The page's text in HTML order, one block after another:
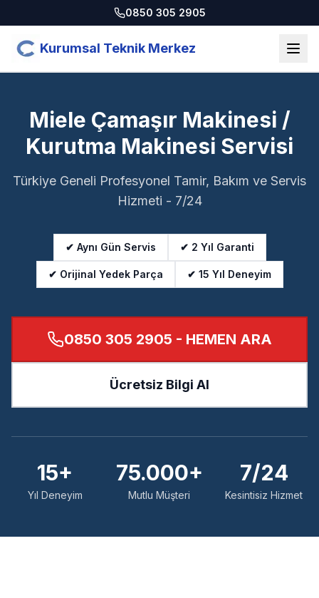
0850 305 2905
Kurumsal Teknik Merkez
Miele Çamaşır Makinesi /
Kurutma Makinesi Servisi
Türkiye Geneli Profesyonel Tamir, Bakım ve Servis
Hizmeti - 7/24
✔ Aynı Gün Servis ✔ 2 Yıl Garanti
✔ Orijinal Yedek Parça ✔ 15 Yıl Deneyim
0850 305 2905 - HEMEN ARA
Ücretsiz Bilgi Al
15+
Yıl Deneyim
75.000+
Mutlu Müşteri
7/24
Kesintisiz Hizmet